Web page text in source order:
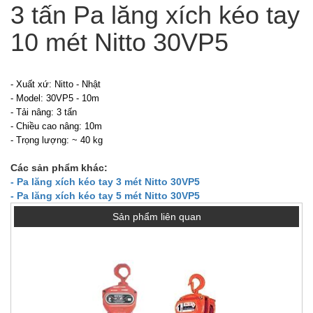
3 tấn Pa lăng xích kéo tay
10 mét Nitto 30VP5
- Xuất xứ: Nitto - Nhật
- Model: 30VP5 - 10m
- Tải nâng: 3 tấn
- Chiều cao nâng: 10m
- Trọng lượng: ~ 40 kg
Các sản phẩm khác:
- Pa lăng xích kéo tay 3 mét Nitto 30VP5
- Pa lăng xích kéo tay 5 mét Nitto 30VP5
Sản phẩm liên quan